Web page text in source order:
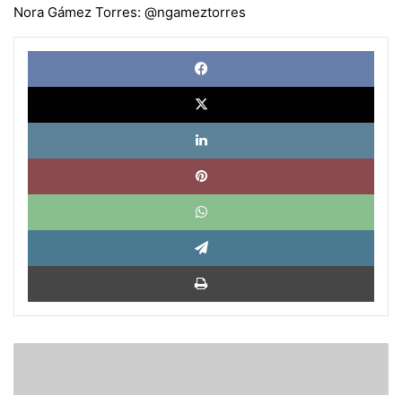
Nora Gámez Torres: @ngameztorres
X